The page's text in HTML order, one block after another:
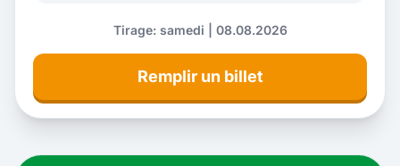
Tirage: samedi | 08.08.2026
Remplir un billet